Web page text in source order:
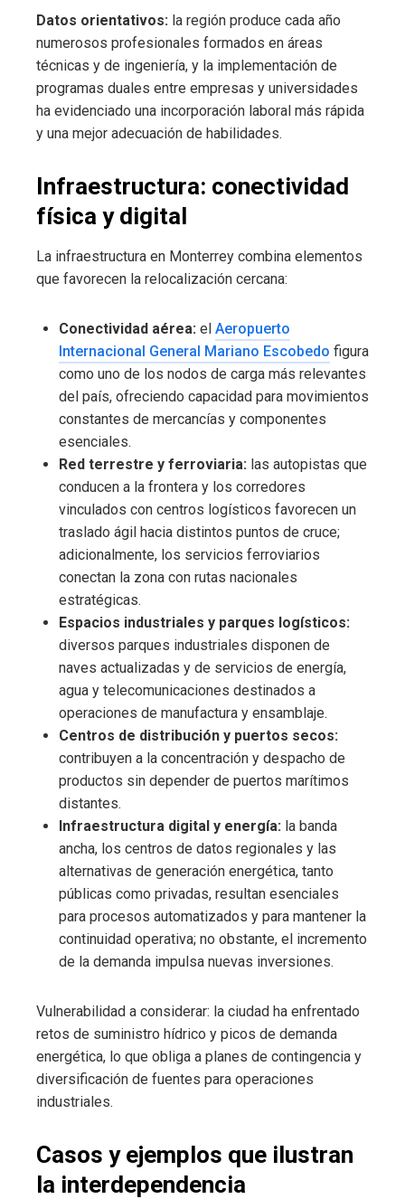
Datos orientativos: la región produce cada año
numerosos profesionales formados en áreas
técnicas y de ingeniería, y la implementación de
programas duales entre empresas y universidades
ha evidenciado una incorporación laboral más rápida
y una mejor adecuación de habilidades.
Infraestructura: conectividad
física y digital
La infraestructura en Monterrey combina elementos
que favorecen la relocalización cercana:
Conectividad aérea: el Aeropuerto
Internacional General Mariano Escobedo figura
como uno de los nodos de carga más relevantes
del país, ofreciendo capacidad para movimientos
constantes de mercancías y componentes
esenciales.
Red terrestre y ferroviaria: las autopistas que
conducen a la frontera y los corredores
vinculados con centros logísticos favorecen un
traslado ágil hacia distintos puntos de cruce;
adicionalmente, los servicios ferroviarios
conectan la zona con rutas nacionales
estratégicas.
Espacios industriales y parques logísticos:
diversos parques industriales disponen de
naves actualizadas y de servicios de energía,
agua y telecomunicaciones destinados a
operaciones de manufactura y ensamblaje.
Centros de distribución y puertos secos:
contribuyen a la concentración y despacho de
productos sin depender de puertos marítimos
distantes.
Infraestructura digital y energía: la banda
ancha, los centros de datos regionales y las
alternativas de generación energética, tanto
públicas como privadas, resultan esenciales
para procesos automatizados y para mantener la
continuidad operativa; no obstante, el incremento
de la demanda impulsa nuevas inversiones.
Vulnerabilidad a considerar: la ciudad ha enfrentado
retos de suministro hídrico y picos de demanda
energética, lo que obliga a planes de contingencia y
diversificación de fuentes para operaciones
industriales.
Casos y ejemplos que ilustran
la interdependencia